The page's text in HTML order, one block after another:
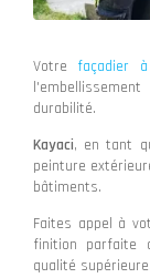
Votre façadier à
durabilité.
Kayaci, en tant
peinture
bâtiments.
Faites appel à
finition parfaite
qualité supérieure.